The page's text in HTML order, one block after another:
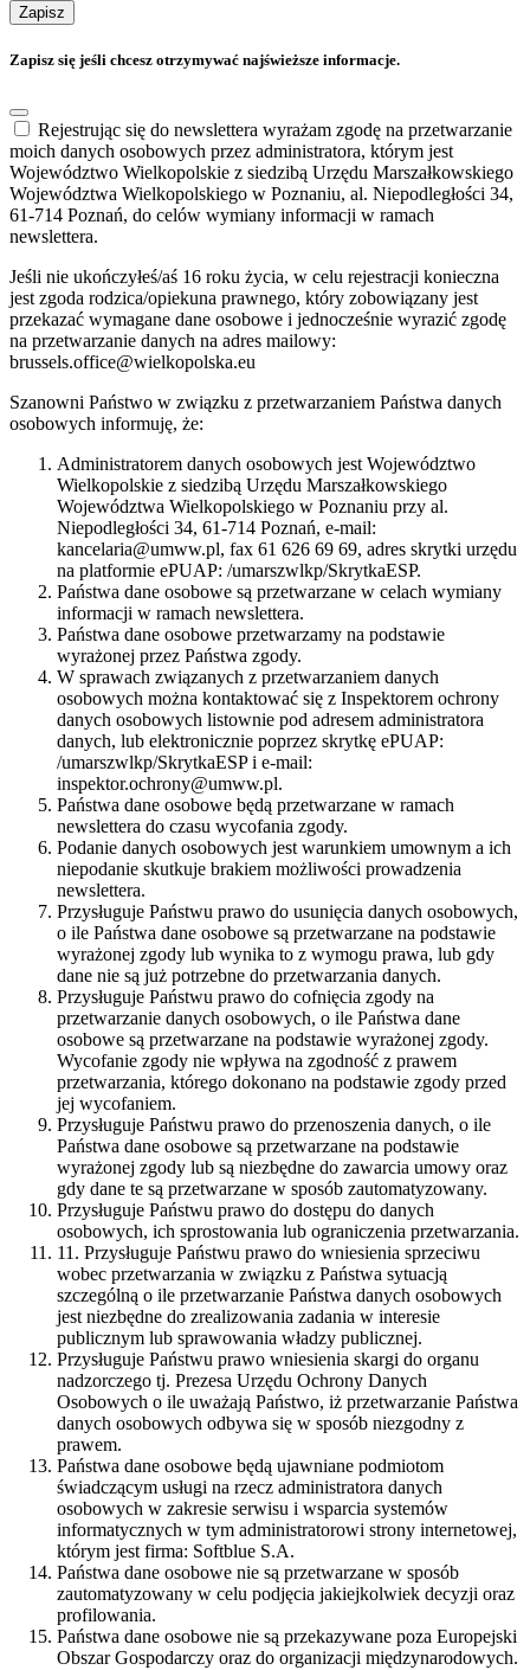
Zapisz
Zapisz się jeśli chcesz otrzymywać najświeższe informacje.
Rejestrując się do newslettera wyrażam zgodę na przetwarzanie
moich danych osobowych przez administratora, którym jest
Województwo Wielkopolskie z siedzibą Urzędu Marszałkowskiego
Województwa Wielkopolskiego w Poznaniu, al. Niepodległości 34,
61-714 Poznań, do celów wymiany informacji w ramach
newslettera.
Jeśli nie ukończyłeś/aś 16 roku życia, w celu rejestracji konieczna
jest zgoda rodzica/opiekuna prawnego, który zobowiązany jest
przekazać wymagane dane osobowe i jednocześnie wyrazić zgodę
na przetwarzanie danych na adres mailowy:
brussels.office@wielkopolska.eu
Szanowni Państwo w związku z przetwarzaniem Państwa danych
osobowych informuję, że:
Administratorem danych osobowych jest Województwo
Wielkopolskie z siedzibą Urzędu Marszałkowskiego
Województwa Wielkopolskiego w Poznaniu przy al.
Niepodległości 34, 61-714 Poznań, e-mail:
kancelaria@umww.pl, fax 61 626 69 69, adres skrytki urzędu
na platformie ePUAP: /umarszwlkp/SkrytkaESP.
Państwa dane osobowe są przetwarzane w celach wymiany
informacji w ramach newslettera.
Państwa dane osobowe przetwarzamy na podstawie
wyrażonej przez Państwa zgody.
W sprawach związanych z przetwarzaniem danych
osobowych można kontaktować się z Inspektorem ochrony
danych osobowych listownie pod adresem administratora
danych, lub elektronicznie poprzez skrytkę ePUAP:
/umarszwlkp/SkrytkaESP i e-mail:
inspektor.ochrony@umww.pl.
Państwa dane osobowe będą przetwarzane w ramach
newslettera do czasu wycofania zgody.
Podanie danych osobowych jest warunkiem umownym a ich
niepodanie skutkuje brakiem możliwości prowadzenia
newslettera.
Przysługuje Państwu prawo do usunięcia danych osobowych,
o ile Państwa dane osobowe są przetwarzane na podstawie
wyrażonej zgody lub wynika to z wymogu prawa, lub gdy
dane nie są już potrzebne do przetwarzania danych.
Przysługuje Państwu prawo do cofnięcia zgody na
przetwarzanie danych osobowych, o ile Państwa dane
osobowe są przetwarzane na podstawie wyrażonej zgody.
Wycofanie zgody nie wpływa na zgodność z prawem
przetwarzania, którego dokonano na podstawie zgody przed
jej wycofaniem.
Przysługuje Państwu prawo do przenoszenia danych, o ile
Państwa dane osobowe są przetwarzane na podstawie
wyrażonej zgody lub są niezbędne do zawarcia umowy oraz
gdy dane te są przetwarzane w sposób zautomatyzowany.
Przysługuje Państwu prawo do dostępu do danych
osobowych, ich sprostowania lub ograniczenia przetwarzania.
11. Przysługuje Państwu prawo do wniesienia sprzeciwu
wobec przetwarzania w związku z Państwa sytuacją
szczególną o ile przetwarzanie Państwa danych osobowych
jest niezbędne do zrealizowania zadania w interesie
publicznym lub sprawowania władzy publicznej.
Przysługuje Państwu prawo wniesienia skargi do organu
nadzorczego tj. Prezesa Urzędu Ochrony Danych
Osobowych o ile uważają Państwo, iż przetwarzanie Państwa
danych osobowych odbywa się w sposób niezgodny z
prawem.
Państwa dane osobowe będą ujawniane podmiotom
świadczącym usługi na rzecz administratora danych
osobowych w zakresie serwisu i wsparcia systemów
informatycznych w tym administratorowi strony internetowej,
którym jest firma: Softblue S.A.
Państwa dane osobowe nie są przetwarzane w sposób
zautomatyzowany w celu podjęcia jakiejkolwiek decyzji oraz
profilowania.
Państwa dane osobowe nie są przekazywane poza Europejski
Obszar Gospodarczy oraz do organizacji międzynarodowych.